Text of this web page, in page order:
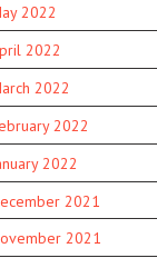
2022
2022
2022
2022
2022
2021
2021